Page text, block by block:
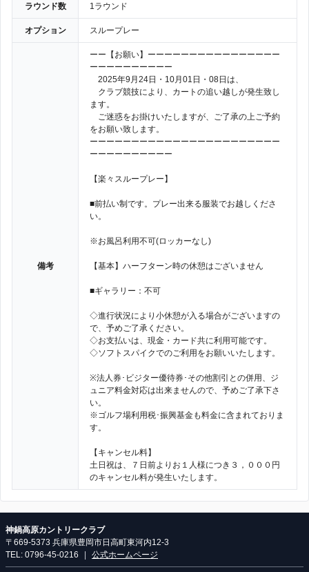
ラウンド数 1ラウンド
オプション スループレー
備考
ーー【お願い】ーーーーーーーーーーーーーーーー
ーーーーーーーーーー
2025年9月24日・10月01日・08日は、
クラブ競技により、カートの追い越しが発生致し
ます。
ご迷惑をお掛けいたしますが、ご了承の上ご予約
をお願い致します。
ーーーーーーーーーーーーーーーーーーーーーーー
ーーーーーーーーーー
【楽々スループレー】
■前払い制です。プレー出来る服装でお越しくださ
い。
※お風呂利用不可(ロッカーなし)
【基本】ハーフターン時の休憩はございません
■ギャラリー：不可
◇進行状況により小休憩が入る場合がございますの
で、予めご了承ください。
◇お支払いは、現金・カード共に利用可能です。
◇ソフトスパイクでのご利用をお願いいたします。
※法人券･ビジター優待券･その他割引との併用、ジ
ュニア料金対応は出来ませんので、予めご了承下さ
い。
※ゴルフ場利用税･振興基金も料金に含まれておりま
す。
【キャンセル料】
土日祝は、７日前よりお１人様につき３，０００円
のキャンセル料が発生いたします。
神鍋高原カントリークラブ
〒669-5373 兵庫県豊岡市日高町東河内12-3
TEL: 0796-45-0216
公式ホームページ